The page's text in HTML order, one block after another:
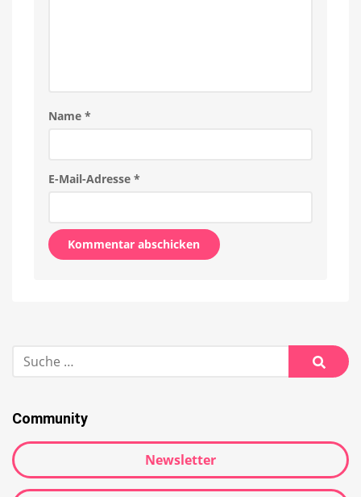
Name *
E-Mail-Adresse *
Suche
nach:
Suche
Community
Newsletter